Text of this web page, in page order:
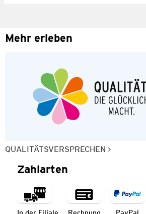
Mehr erleben
QUALITÄTSVERSPRECHEN
Zahlarten